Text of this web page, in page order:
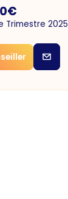
€
Trimestre 2025